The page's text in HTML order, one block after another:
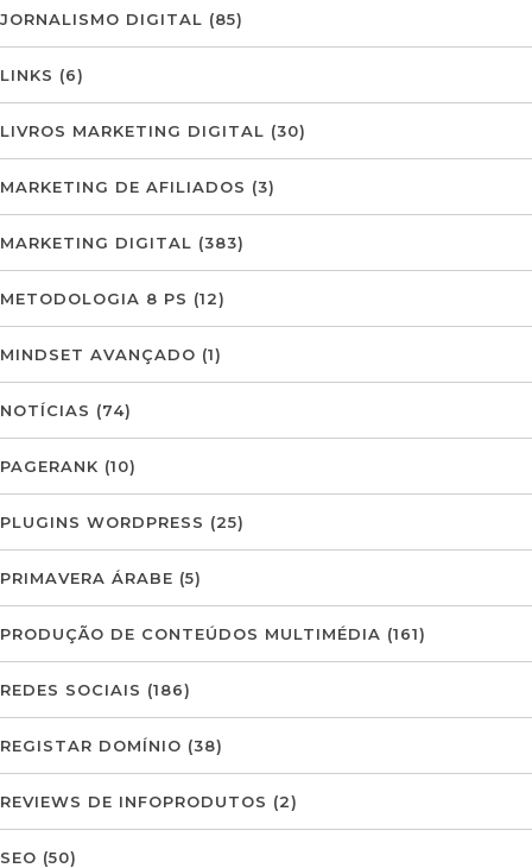
JORNALISMO DIGITAL (85)
LINKS (6)
LIVROS MARKETING DIGITAL (30)
MARKETING DE AFILIADOS (3)
MARKETING DIGITAL (383)
METODOLOGIA 8 PS (12)
MINDSET AVANÇADO (1)
NOTÍCIAS (74)
PAGERANK (10)
PLUGINS WORDPRESS (25)
PRIMAVERA ÁRABE (5)
PRODUÇÃO DE CONTEÚDOS MULTIMÉDIA (161)
REDES SOCIAIS (186)
REGISTAR DOMÍNIO (38)
REVIEWS DE INFOPRODUTOS (2)
SEO (50)